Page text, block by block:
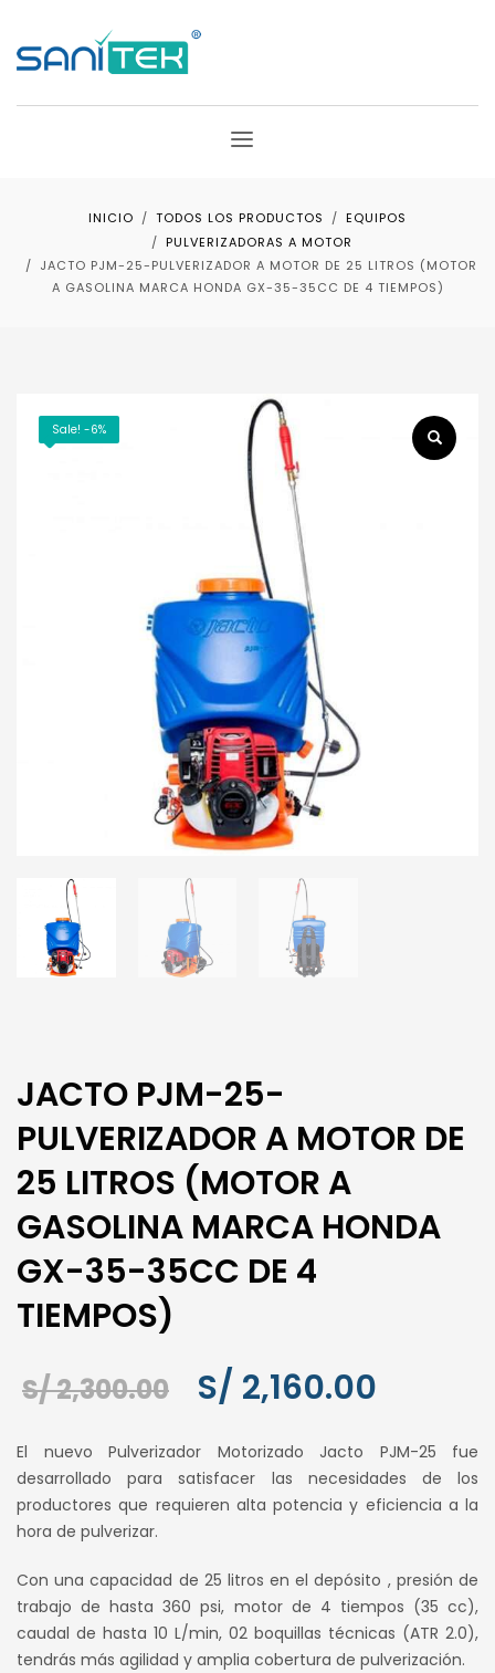
INICIO TODOS LOS PRODUCTOS
EQUIPOS
PULVERIZADORAS A MOTOR
JACTO PJM-25-PULVERIZADOR A MOTOR DE 25 LITROS (MOTOR
A GASOLINA MARCA HONDA GX-35-35CC DE 4 TIEMPOS)
Sale! -6%
JACTO PJM-25-
PULVERIZADOR A MOTOR DE
25 LITROS (MOTOR A
GASOLINA MARCA HONDA
GX-35-35CC DE 4
TIEMPOS)
S/2,300.00
El
original
era:
S/ 2,160.00
actual
es:
El nuevo Pulverizador Motorizado Jacto PJM-25 fue
desarrollado para satisfacer las necesidades de los
productores que requieren alta potencia y eficiencia a la
hora de pulverizar.
Con una capacidad de 25 litros en el depósito , presión de
trabajo de hasta 360 psi, motor de 4 tiempos (35 cc),
caudal de hasta 10 L/min, 02 boquillas técnicas (ATR 2.0),
tendrás más agilidad y amplia cobertura de pulverización.